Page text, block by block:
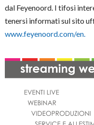
dal Feyenoord. I tifosi
tenersi informati sul sito
www.feyenoord.com/en.